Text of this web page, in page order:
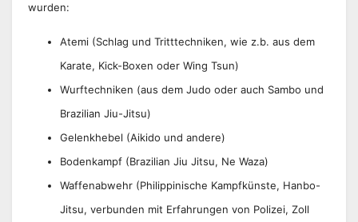
wurden:
Atemi (Schlag und Tritttechniken, wie z.b. aus dem
Karate, Kick-Boxen oder Wing Tsun)
Wurftechniken (aus dem Judo oder auch Sambo und
Brazilian Jiu-Jitsu)
Gelenkhebel (Aikido und andere)
Bodenkampf (Brazilian Jiu Jitsu, Ne Waza)
Waffenabwehr (Philippinische Kampfkünste, Hanbo-
Jitsu, verbunden mit Erfahrungen von Polizei, Zoll